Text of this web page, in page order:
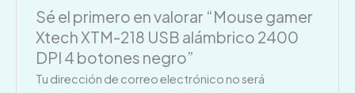
Sé el primero en valorar “Mouse gamer
Xtech XTM-218 USB alámbrico 2400
DPI 4 botones negro”
Tu dirección de correo electrónico no será